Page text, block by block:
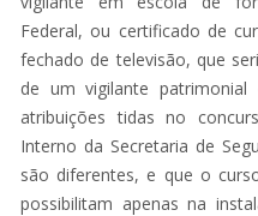
Federal, ou certificado de
fechado de televisão, que
de um vigilante
atribuições tidas no
Interno da Secretaria de
são diferentes, e que o
possibilitam apenas na